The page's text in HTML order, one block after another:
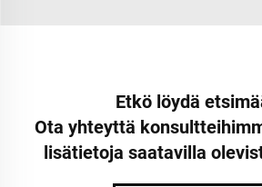
Etkö löydä
Ota yhteyttä
lisätietoja saatavilla